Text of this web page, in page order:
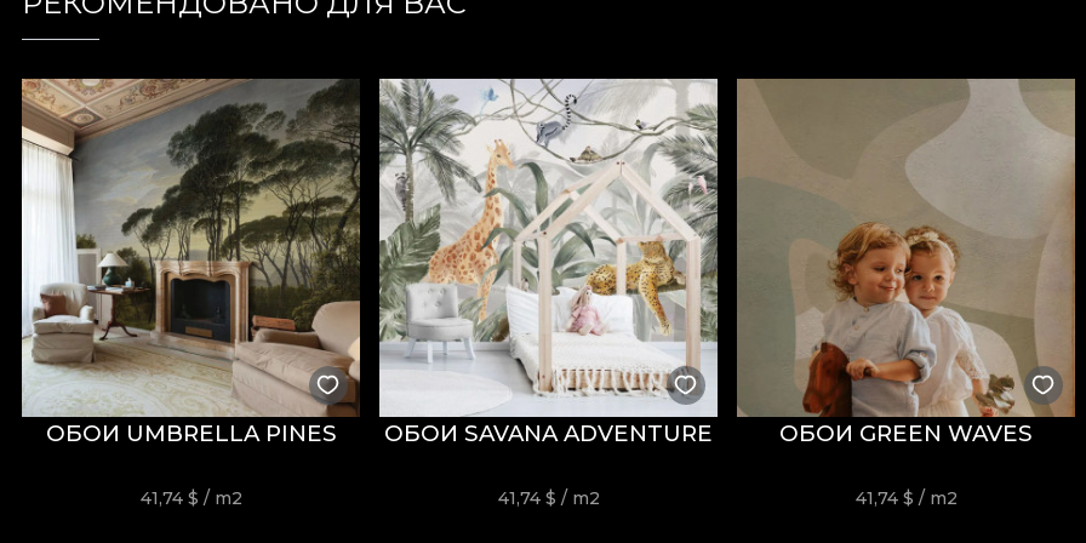
din100% poliester , acest material are o greutate de
amenajare. Este certificat
OEKO-TEX Standard 100șiREACH
Cu o lățime de142 ± 3 cm, VELVET oferă o bună rezistență la uzură, având
la testul de
scămoșare, frecare umedă și uscată, precum și prin conformitatea la testul de inflamabilitate tip țigară.
Tip:
material tricotat
Compoziție:100% PES
Greutate:300 g/mp ± 5%
Lățime:142 ± 3 cm
Proprietăți:Water Repellent, Fire Retardant
Certificări:OEKO-TEX Standard 100, REACH
Rezistență la abraziune:60.000 rubs
Întreținere:spălare la 30°C, călcare la temperatură redusă, fără înălbire, fără stoarcere prin răsucire, fără
ОБОИ UMBRELLA PINES
41,74 $ / m2
ОБОИ SAVANA ADVENTURE
41,74 $ / m2
ОБОИ GREEN WAVES
41,74 $ / m2